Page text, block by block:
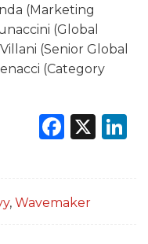
(Marketing
(Global
(Senior Global
(Category
X
, Wavemaker